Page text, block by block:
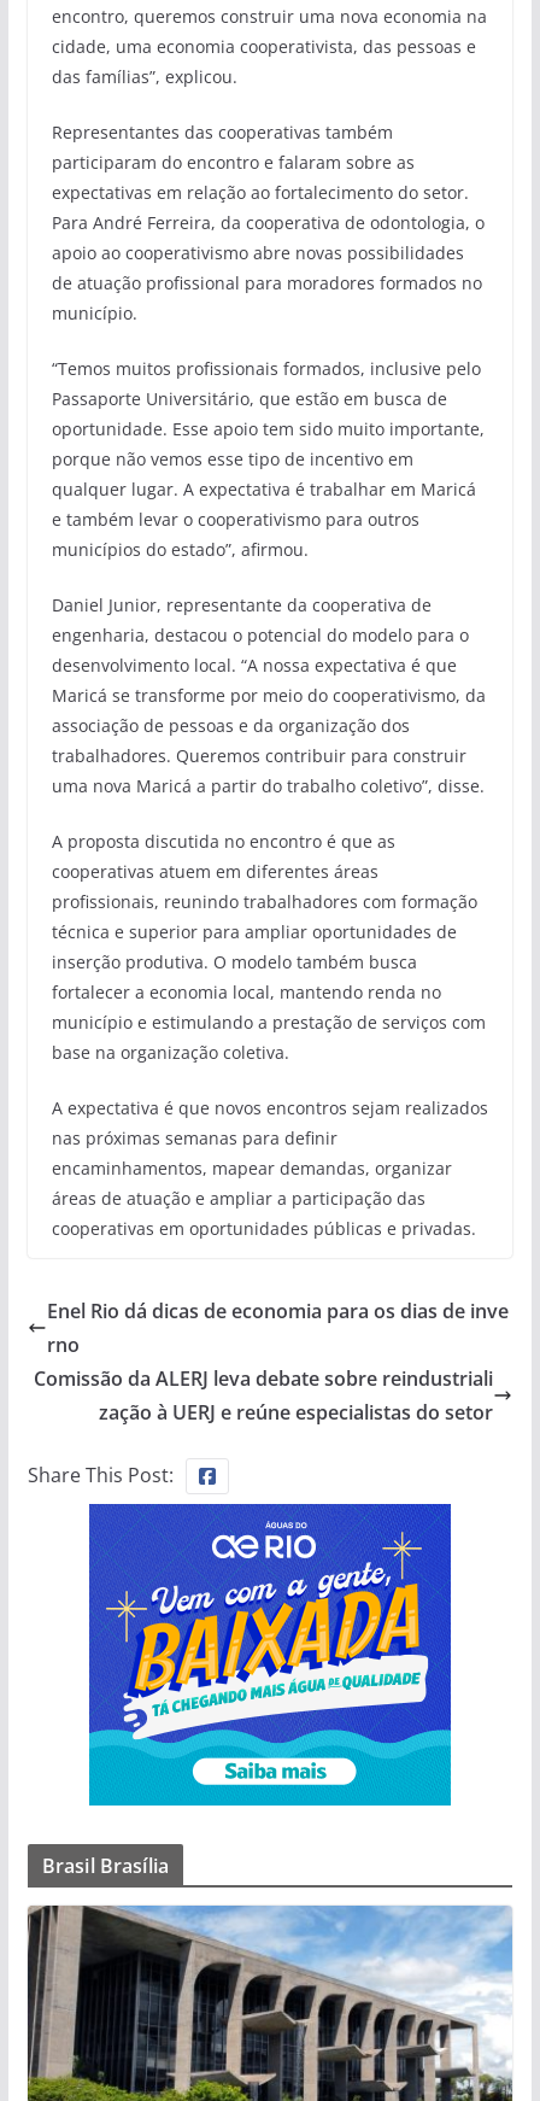
encontro, queremos construir uma nova economia na
cidade, uma economia cooperativista, das pessoas e
das famílias”, explicou.
Representantes das cooperativas também
participaram do encontro e falaram sobre as
expectativas em relação ao fortalecimento do setor.
Para André Ferreira, da cooperativa de odontologia, o
apoio ao cooperativismo abre novas possibilidades
de atuação profissional para moradores formados no
município.
“Temos muitos profissionais formados, inclusive pelo
Passaporte Universitário, que estão em busca de
oportunidade. Esse apoio tem sido muito importante,
porque não vemos esse tipo de incentivo em
qualquer lugar. A expectativa é trabalhar em Maricá
e também levar o cooperativismo para outros
municípios do estado”, afirmou.
Daniel Junior, representante da cooperativa de
engenharia, destacou o potencial do modelo para o
desenvolvimento local. “A nossa expectativa é que
Maricá se transforme por meio do cooperativismo, da
associação de pessoas e da organização dos
trabalhadores. Queremos contribuir para construir
uma nova Maricá a partir do trabalho coletivo”, disse.
A proposta discutida no encontro é que as
cooperativas atuem em diferentes áreas
profissionais, reunindo trabalhadores com formação
técnica e superior para ampliar oportunidades de
inserção produtiva. O modelo também busca
fortalecer a economia local, mantendo renda no
município e estimulando a prestação de serviços com
base na organização coletiva.
A expectativa é que novos encontros sejam realizados
nas próximas semanas para definir
encaminhamentos, mapear demandas, organizar
áreas de atuação e ampliar a participação das
cooperativas em oportunidades públicas e privadas.
Enel Rio dá dicas de economia para os dias de inve
rno
Comissão da ALERJ leva debate sobre reindustriali
zação à UERJ e reúne especialistas do setor
Share This Post:
Brasil Brasília